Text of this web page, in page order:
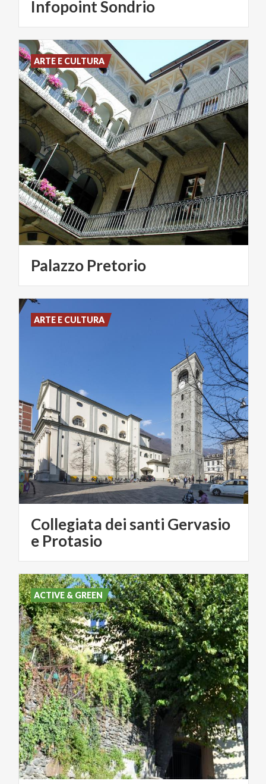
InfopointSondrio
Palazzo Pretorio
ARTE E CULTURA
Collegiata dei santi Gervasio
e Protasio
ARTE E CULTURA
ACTIVE & GREEN